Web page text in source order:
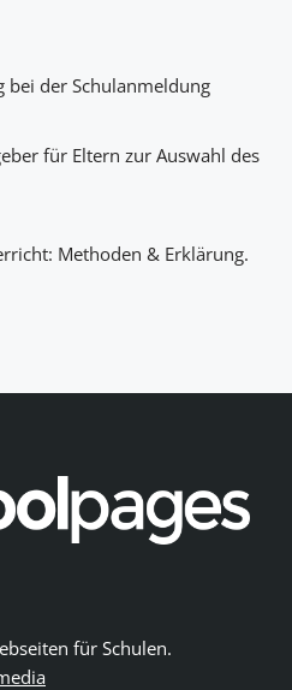
bei der Schulanmeldung
für Eltern zur Auswahl des
Methoden & Erklärung.
für Schulen.